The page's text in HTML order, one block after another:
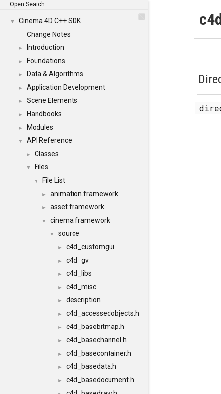
Open Search
▼
Cinema 4D C++ SDK
Change Notes
► Introduction
► Foundations
► Data & Algorithms
► Application Development
► Scene Elements
► Handbooks
► Modules
▼ API Reference
► Classes
▼ Files
▼ File List
► animation.framework
► asset.framework
▼ cinema.framework
▼ source
► c4d_customgui
► c4d_gv
► c4d_libs
► c4d_misc
► description
► c4d_accessedobjects.h
► c4d_basebitmap.h
► c4d_basechannel.h
► c4d_basecontainer.h
► c4d_basedata.h
► c4d_basedocument.h